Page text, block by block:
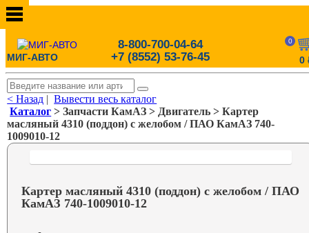
МИГ-АВТО
8-800-700-04-64
+7 (8552) 53-76-45
0
0
< Назад |Вывести весь каталог
Каталог > Запчасти КамАЗ > Двигатель > Картер
масляный 4310 (поддон) с желобом / ПАО КамАЗ 740-
1009010-12
Картер масляный 4310 (поддон) с желобом / ПАО
КамАЗ 740-1009010-12